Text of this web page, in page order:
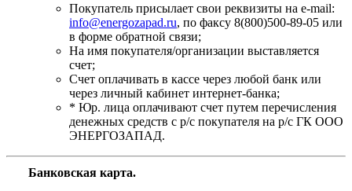
Покупатель присылает свои реквизиты на e-mail:
info@energozapad.ru, по факсу 8(800)500-89-05 или
в форме обратной связи;
На имя покупателя/организации выставляется
счет;
Счет оплачивать в кассе через любой банк или
через личный кабинет интернет-банка;
* Юр. лица оплачивают счет путем перечисления
денежных средств с р/с покупателя на р/с ГК ООО
ЭНЕРГОЗАПАД.
Банковская карта.